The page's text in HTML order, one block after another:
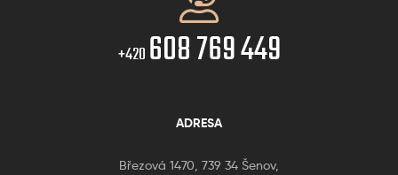
+420 608 769 449
ADRESA
Březová 1470, 739 34 Šenov,